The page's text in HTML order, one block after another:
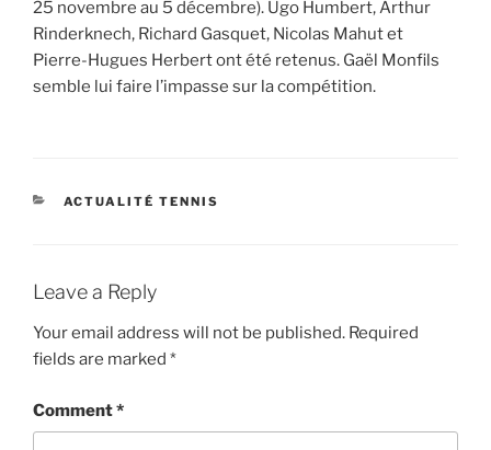
25 novembre au 5 décembre). Ugo Humbert, Arthur
Rinderknech, Richard Gasquet, Nicolas Mahut et
Pierre-Hugues Herbert ont été retenus. Gaël Monfils
semble lui faire l’impasse sur la compétition.
CATEGORIES
ACTUALITÉ TENNIS
Leave a Reply
Your email address will not be published. Required
fields are marked *
Comment*